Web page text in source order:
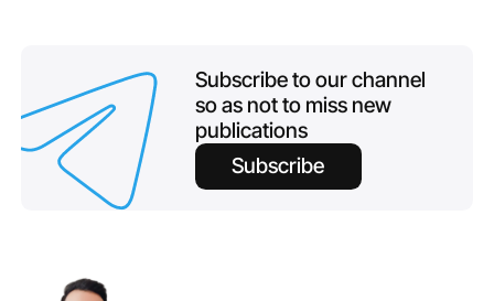
Subscribe to our channel
so as not to miss new
publications
Subscribe